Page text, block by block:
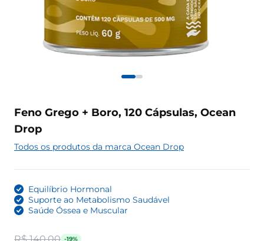
Feno Grego + Boro, 120 Cápsulas, Ocean
Drop
Todos os produtos da marca Ocean Drop
Equilíbrio Hormonal
Suporte ao Metabolismo Saudável
Saúde Óssea e Muscular
-19%